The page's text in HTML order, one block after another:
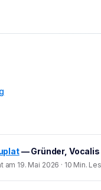
— Gründer, Vocalis
19. Mai 2026 · 10 Min.